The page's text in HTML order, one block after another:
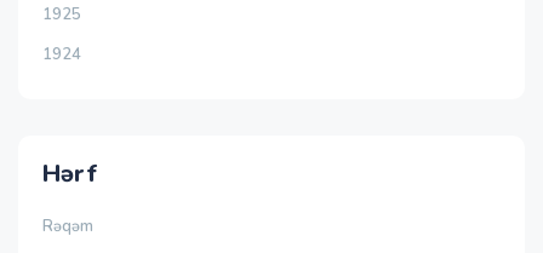
1925
1924
Hərf
Rəqəm